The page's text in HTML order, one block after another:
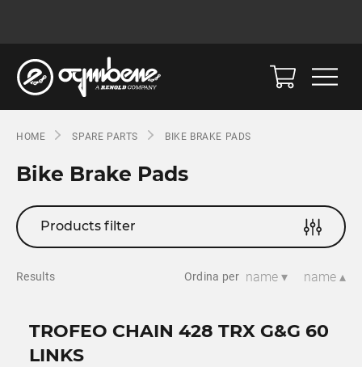
HOME SPARE PARTS BIKE BRAKE PADS
Bike Brake Pads
Products filter
Results Ordina per name ▾ name ▴
TROFEO CHAIN 428 TRX G&G 60
LINKS